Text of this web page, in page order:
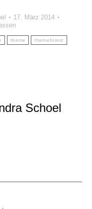
17. März 2014
theme themeforest
Schoel